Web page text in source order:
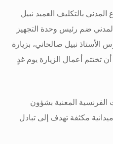
بالتكليف العميد نبيل
ضم رئيس وحدة التجهيز
الأستاذ نبيل صالحاني، بزيارة
الفرنسية منذ الأحد ١٣ نيسان ٢٠٢٥، على أن تختتم أعمال الزيارة يوم غدٍ
الفرنسية المعنية بشؤون
مكثفة تهدف إلى تبادل